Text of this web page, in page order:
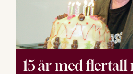
15 år med flertall